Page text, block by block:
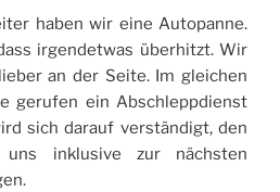
haben wir eine Autopanne.
irgendetwas überhitzt. Wir
an der Seite. Im gleichen
gerufen ein Abschleppdienst
sich darauf verständigt, den
uns inklusive zur nächsten